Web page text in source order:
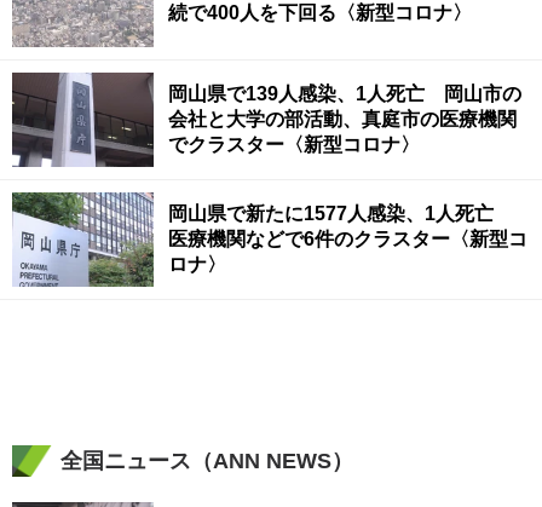
続で400人を下回る〈新型コロナ〉
岡山県で139人感染、1人死亡 岡山市の
会社と大学の部活動、真庭市の医療機関
でクラスター〈新型コロナ〉
岡山県で新たに1577人感染、1人死亡
医療機関などで6件のクラスター〈新型コ
ロナ〉
全国ニュース（ANN NEWS）